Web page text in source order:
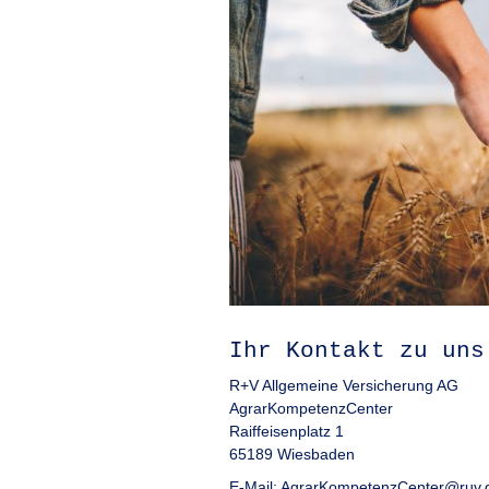
Ihr Kontakt zu
R+V Allgemeine Versicherung AG
AgrarKompetenzCenter
Raiffeisenplatz 1
65189 Wiesbaden